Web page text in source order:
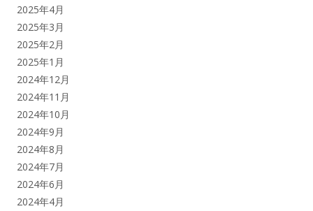
2025年4月
2025年3月
2025年2月
2025年1月
2024年12月
2024年11月
2024年10月
2024年9月
2024年8月
2024年7月
2024年6月
2024年4月